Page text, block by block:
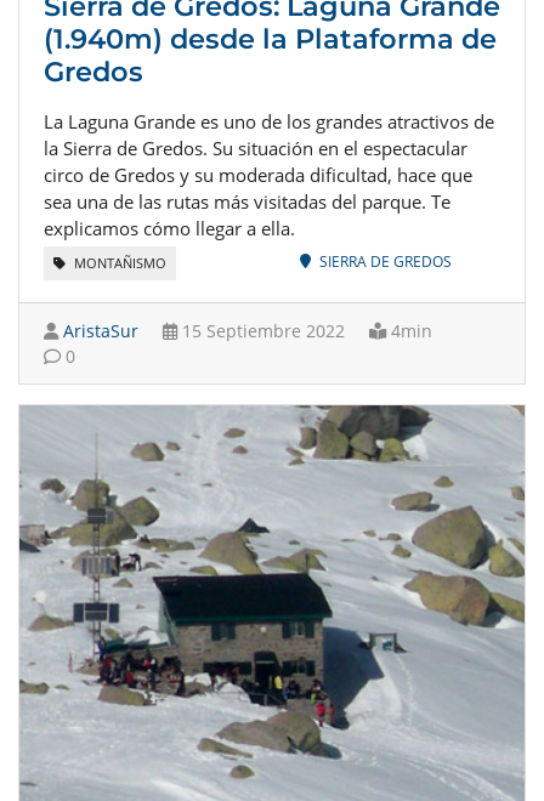
(1.940m) desde la Plataforma de
Gredos
La Laguna Grande es uno de los grandes atractivos de
la Sierra de Gredos. Su situación en el espectacular
circo de Gredos y su moderada dificultad, hace que
sea una de las rutas más visitadas del parque. Te
explicamos cómo llegar a ella.
MONTAÑISMO SIERRA DE GREDOS
AristaSur 15 Septiembre 2022
4min
0